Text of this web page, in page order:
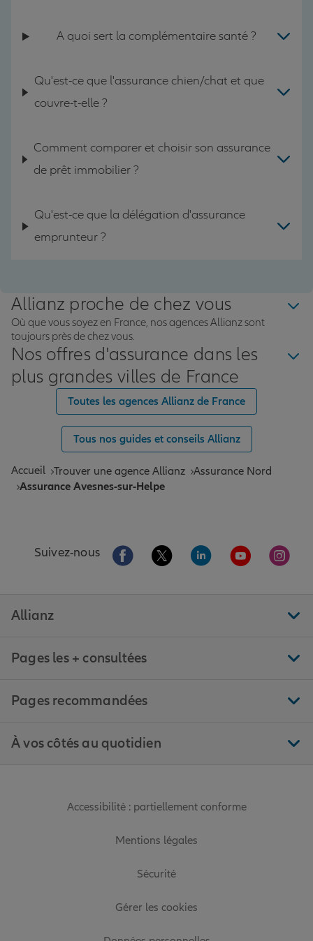
A quoi sert la complémentaire santé ?
Qu'est-ce que l'assurance chien/chat et que
couvre-t-elle ?
Comment comparer et choisir son assurance
de prêt immobilier ?
Qu'est-ce que la délégation d'assurance
emprunteur ?
Allianz proche de chez vous
Où que vous soyez en France, nos agences Allianz sont
toujours près de chez vous.
Nos offres d'assurance dans les
plus grandes villes de France
Toutes les agences Allianz de France
Tous nos guides et conseils Allianz
Accueil Trouver une agence Allianz Assurance Nord
Assurance Avesnes-sur-Helpe
Suivez-nous Aller sur la page Facebook de Allianz
Aller sur la page Twitter de
Aller sur la page
Aller sur la
Aller
Allianz
Pages les + consultées
Pages recommandées
À vos côtés au quotidien
Accessibilité : partiellement conforme
Mentions légales
Sécurité
Gérer les cookies